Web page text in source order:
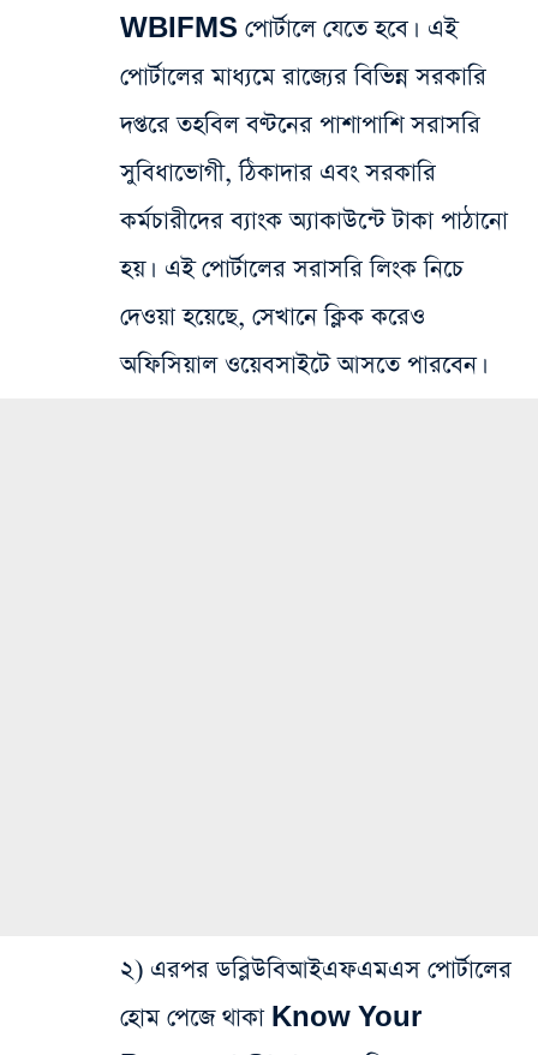
WBIFMS পোর্টালে যেতে হবে। এই
পোর্টালের মাধ্যমে রাজ্যের বিভিন্ন সরকারি
দপ্তরে তহবিল বণ্টনের পাশাপাশি সরাসরি
সুবিধাভোগী, ঠিকাদার এবং সরকারি
কর্মচারীদের ব্যাংক অ্যাকাউন্টে টাকা পাঠানো
হয়। এই পোর্টালের সরাসরি লিংক নিচে
দেওয়া হয়েছে, সেখানে ক্লিক করেও
অফিসিয়াল ওয়েবসাইটে আসতে পারবেন।
২) এরপর ডব্লিউবিআইএফএমএস পোর্টালের
হোম পেজে থাকা Know Your